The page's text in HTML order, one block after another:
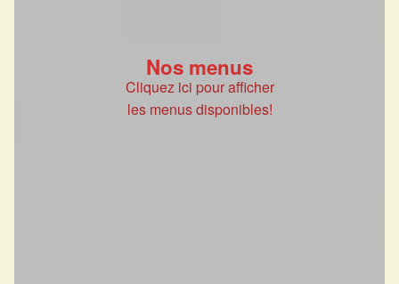
Nos menus
Cliquez ici pour afficher
les menus disponibles!